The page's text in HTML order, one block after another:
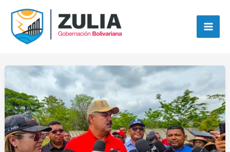
contenido
contenido